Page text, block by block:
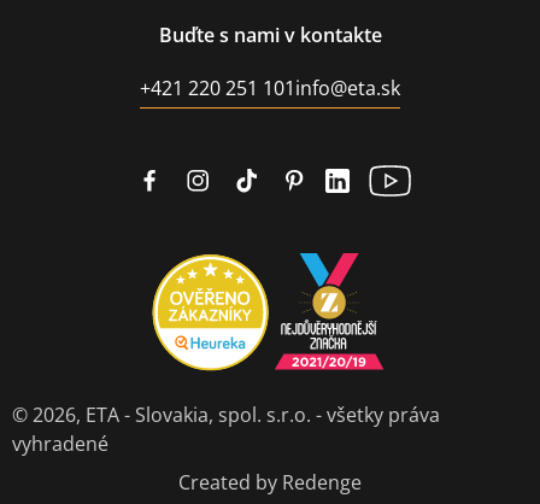
Buďte s nami v kontakte
+421 220 251 101info@eta.sk
© 2026, ETA - Slovakia, spol. s.r.o. - všetky práva
vyhradené
Created by Redenge